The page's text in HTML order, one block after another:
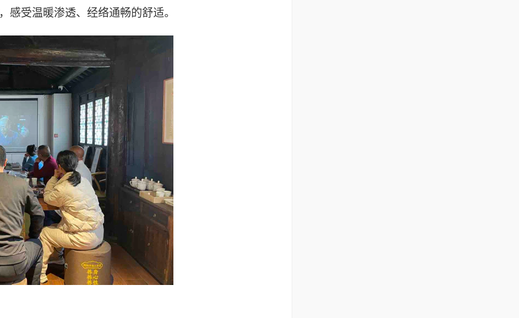
感受温暖渗透、经络通畅的舒适。